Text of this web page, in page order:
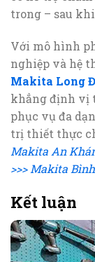
trong – sau
Với mô hình
nghiệp và hệ
Makita Long
khẳng định vị
phục vụ đa
trị thiết thực
Makita An
>>> Makita
Kết luận